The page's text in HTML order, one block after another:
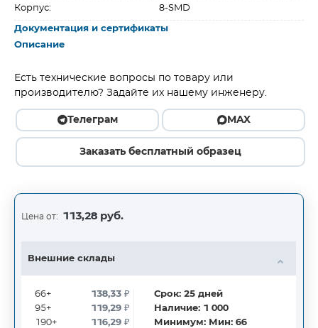
Корпус: 8-SMD
Документация и сертификаты
Описание
Есть технические вопросы по товару или
производителю? Задайте их нашему инженеру.
Телеграм MAX
Заказать бесплатный образец
Цена от: 113,28 руб.
Внешние склады
66+
95+
190+
138,33₽
119,29₽
116,29₽
Срок:25дней
Наличие: 1 000
Минимум: Мин: 66